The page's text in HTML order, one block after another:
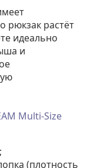
рюкзак растёт
идеально
и
Multi-Size
(плотность